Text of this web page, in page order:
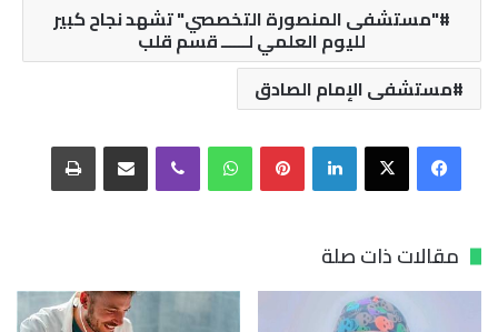
"مستشفى المنصورة التخصصي" تشهد نجاح كبير
لليوم العلمي لــــــ قسم قلب
مستشفى الإمام الصادق
فيسبوك‫X لينكدإن بينتيريستواتساب ڤايبر مشاركة عبر البريد طباعة
مقالات ذات صلة